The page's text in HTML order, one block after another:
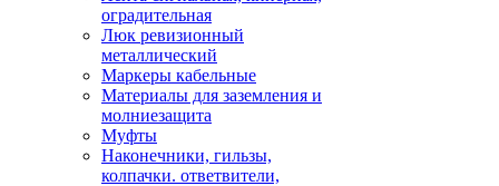
оградительная
Люк ревизионный
металлический
Маркеры кабельные
Материалы для заземления и
молниезащита
Муфты
Наконечники, гильзы,
колпачки. ответвители,